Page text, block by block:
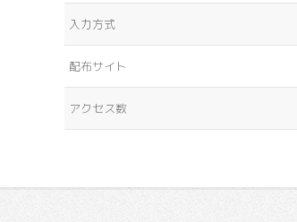
入力方式
配布サイト
アクセス数